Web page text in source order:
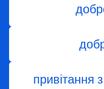
привітання